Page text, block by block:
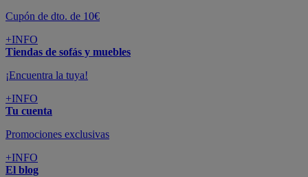
Cupón de dto. de 10€
+INFO
Tiendas de sofás y muebles
¡Encuentra la tuya!
+INFO
Tu cuenta
Promociones exclusivas
+INFO
El blog